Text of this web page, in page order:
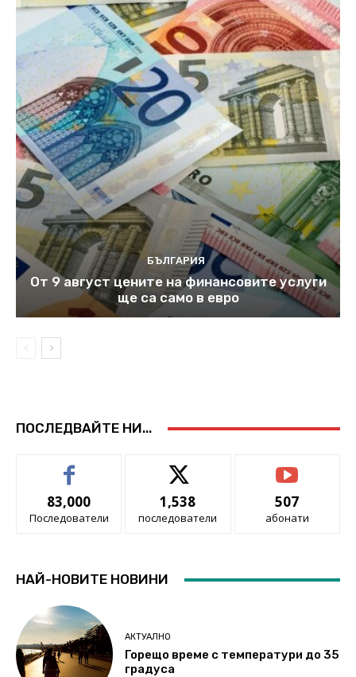
БЪЛГАРИЯ
От 9 август цените на финансовите услуги
ще са само в евро
ПОСЛЕДВАЙТЕ НИ...
83,000
Последователи
1,538
последователи
507
абонати
НАЙ-НОВИТЕ НОВИНИ
АКТУАЛНО
Горещо време с температури до 35
градуса